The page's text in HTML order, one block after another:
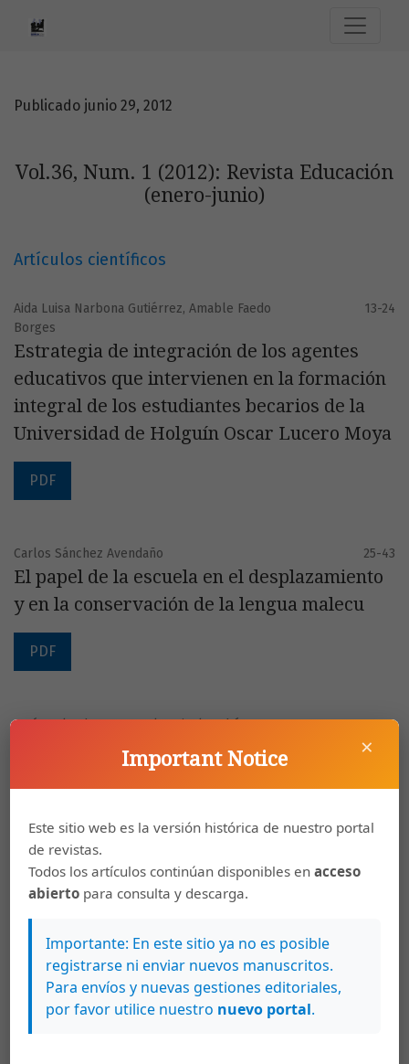
Publicado junio 29, 2012
Vol.36, Num. 1 (2012): Revista Educación
(enero-junio)
Artículos científicos
Aida Luisa Narbona Gutiérrez, Amable Faedo
Borges
13-24
Estrategia de integración de los agentes
educativos que intervienen en la formación
integral de los estudiantes becarios de la
Universidad de Holguín Oscar Lucero Moya
PDF
Carlos Sánchez Avendaño 25-43
El papel de la escuela en el desplazamiento
y en la conservación de la lengua malecu
PDF
Jesús Salgado Vega, Karla Grisel Rodríguez
45-62
La desigualdad en Educación en México por
Entidad Federativa 1995- 2005
PDF
¿Por qué es importante establecer una
rúbrica de evaluación? El caso del curso
Clínica de Exodoncia y Cirugía
PDF
×
Important Notice
Este sitio web es la versión histórica de nuestro portal
de revistas.
Todos los artículos continúan disponibles enacceso
abierto para consulta y descarga.
Importante: En este sitio ya no es posible
registrarse ni enviar nuevos manuscritos.
Para envíos y nuevas gestiones editoriales,
por favor utilice nuestro nuevo portal.